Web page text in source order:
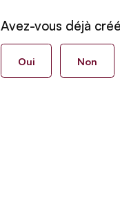
Avez-vous déjà
Oui Non